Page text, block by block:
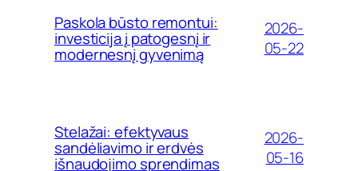
Paskola būsto remontui:
investicija į patogesnį ir
modernesnį gyvenimą
2026-
05-22
Stelažai: efektyvaus
sandėliavimo ir erdvės
išnaudojimo sprendimas
2026-
05-16